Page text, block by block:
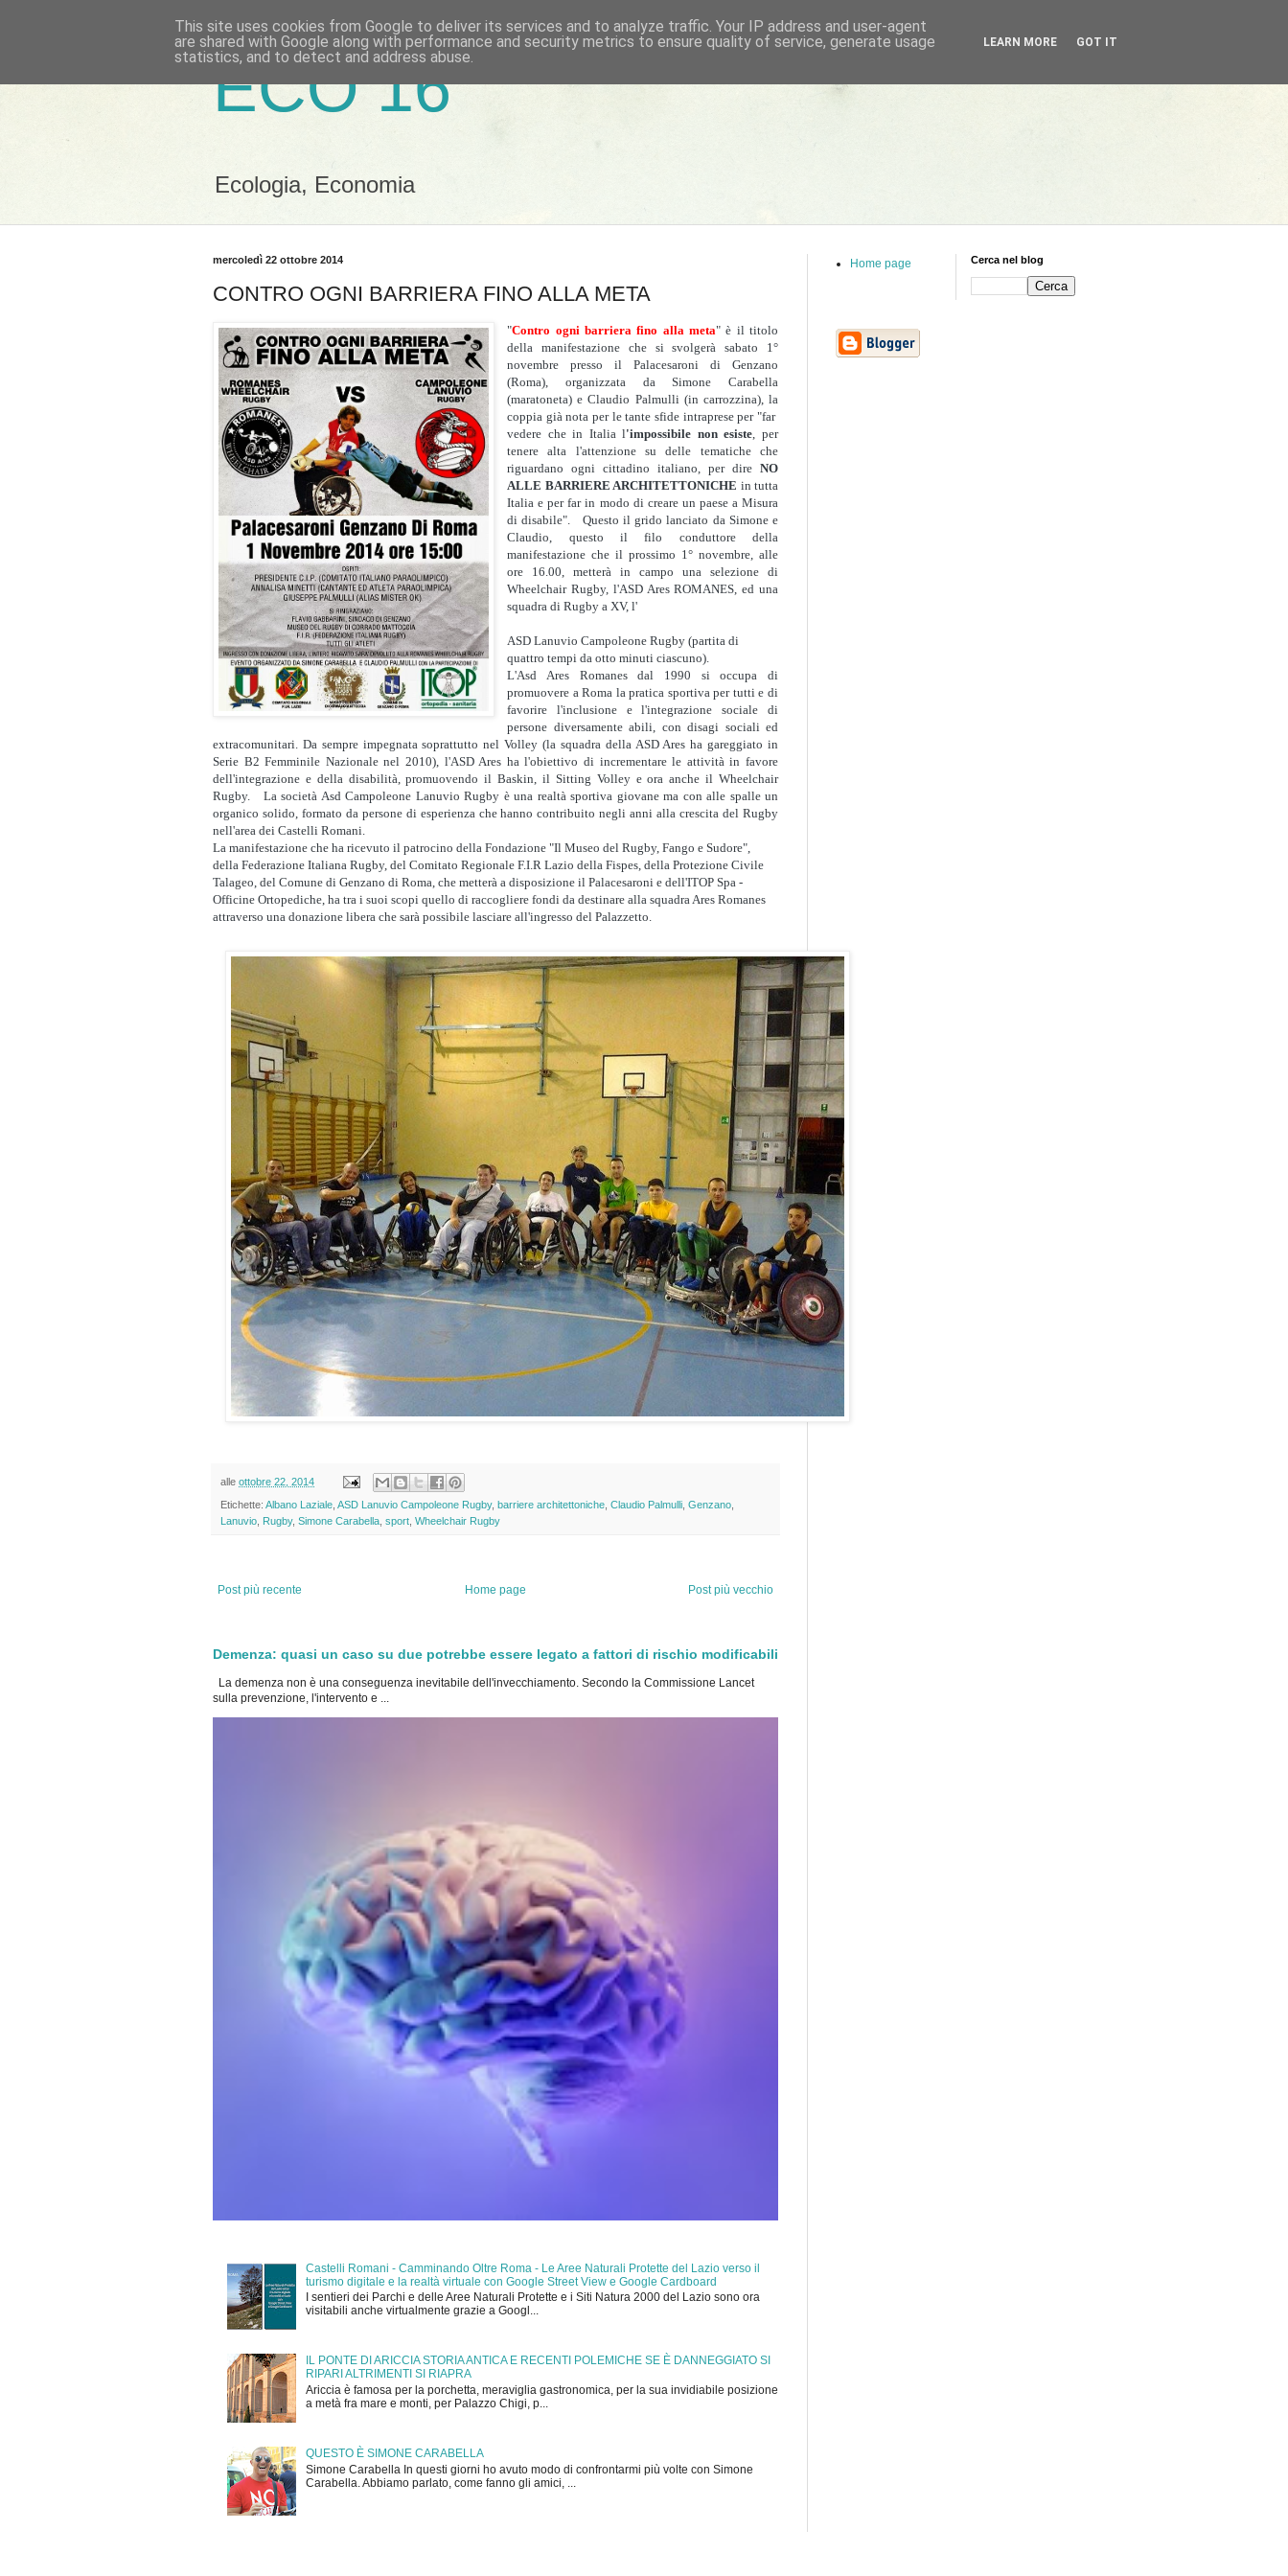
ECO 16
Ecologia, Economia
mercoledì 22 ottobre 2014
CONTRO OGNI BARRIERA FINO ALLA META
"Contro ogni barriera fino alla meta" è il titolo
della manifestazione che si svolgerà sabato 1°
novembre presso il Palacesaroni di Genzano
(Roma), organizzata da Simone Carabella
(maratoneta) e Claudio Palmulli (in carrozzina), la
coppia già nota per le tante sfide intraprese per "far
vedere che in Italia l'impossibile non esiste , per
tenere alta l'attenzione su delle tematiche che
riguardano ogni cittadino italiano, per dire NO
ALLE BARRIERE ARCHITETTONICHE in tutta
Italia e per far in modo di creare un paese a Misura
di disabile".
Questo il grido lanciato da Simone e
Claudio, questo il filo conduttore della
manifestazione che il prossimo 1° novembre, alle
ore 16.00, metterà in campo una selezione di
Wheelchair Rugby, l'ASD Ares ROMANES, ed una
squadra di Rugby a XV, l'
ASD Lanuvio Campoleone Rugby (partita di
quattro tempi da otto minuti ciascuno).
L'Asd Ares Romanes dal 1990 si occupa di
promuovere a Roma la pratica sportiva per tutti e di
favorire l'inclusione e l'integrazione sociale di
persone diversamente abili, con disagi sociali ed
extracomunitari. Da sempre impegnata soprattutto nel Volley (la squadra della ASD Ares ha gareggiato in
Serie B2 Femminile Nazionale nel 2010), l'ASD Ares ha l'obiettivo di incrementare le attività in favore
dell'integrazione e della disabilità, promuovendo il Baskin, il Sitting Volley e ora anche il Wheelchair
Rugby.
La società Asd Campoleone Lanuvio Rugby è una realtà sportiva giovane ma con alle spalle un
organico solido, formato da persone di esperienza che hanno contribuito negli anni alla crescita del Rugby
nell'area dei Castelli Romani.
La manifestazione che ha ricevuto il patrocino della Fondazione "Il Museo del Rugby, Fango e Sudore",
della Federazione Italiana Rugby, del Comitato Regionale F.I.R Lazio della Fispes, della Protezione Civile
Talageo, del Comune di Genzano di Roma, che metterà a disposizione il Palacesaroni e dell'ITOP Spa -
Officine Ortopediche, ha tra i suoi scopi quello di raccogliere fondi da destinare alla squadra Ares Romanes
attraverso una donazione libera che sarà possibile lasciare all'ingresso del Palazzetto.
alle ottobre 22, 2014
Etichette: Albano Laziale ASD Lanuvio Campoleone Rugby, barriere architettoniche Claudio Palmulli Genzano
Lanuvio Rugby, Simone Carabella sport Wheelchair Rugby
Post più recente Post più vecchio
Home page
Demenza: quasi un caso su due potrebbe essere legato a fattori di rischio modificabili
La demenza non è una conseguenza inevitabile dell'invecchiamento. Secondo la Commissione Lancet
sulla prevenzione, l'intervento e ...
Castelli Romani - Camminando Oltre Roma - Le Aree Naturali Protette del Lazio verso il
turismo digitale e la realtà virtuale con Google Street View e Google Cardboard
I sentieri dei Parchi e delle Aree Naturali Protette e i Siti Natura 2000 del Lazio sono ora
visitabili anche virtualmente grazie a Googl...
IL PONTE DI ARICCIA STORIA ANTICA E RECENTI POLEMICHE SE È DANNEGGIATO SI
RIPARI ALTRIMENTI SI RIAPRA
Ariccia è famosa per la porchetta, meraviglia gastronomica, per la sua invidiabile posizione
a metà fra mare e monti, per Palazzo Chigi, p...
QUESTO È SIMONE CARABELLA
Simone Carabella In questi giorni ho avuto modo di confrontarmi più volte con Simone
Carabella. Abbiamo parlato, come fanno gli amici, ...
Home page Cerca nel blog
This site uses cookies from Google to deliver its services and to analyze traffic. Your IP address and user-agent
are shared with Google along with performance and security metrics to ensure quality of service, generate usage
statistics, and to detect and address abuse.
LEARN MORE GOT IT